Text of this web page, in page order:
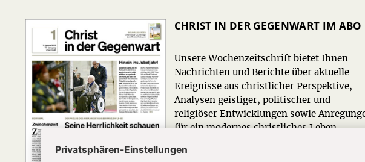
CHRIST IN DER GEGENWART IM ABO
Unsere Wochenzeitschrift bietet Ihnen
Nachrichten und Berichte über aktuelle
Ereignisse aus christlicher Perspektive,
Analysen geistiger, politischer und
religiöser Entwicklungen sowie
für ein modernes christliches Leben.
Zum Kennenlernen: 4 Wochen gratis